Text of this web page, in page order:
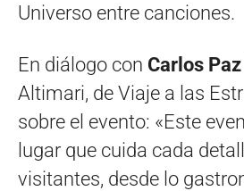
Universo entre canciones.
En diálogo con Carlos
Altimari, de Viaje a las
sobre el evento: «Este
lugar que cuida cada
visitantes, desde lo